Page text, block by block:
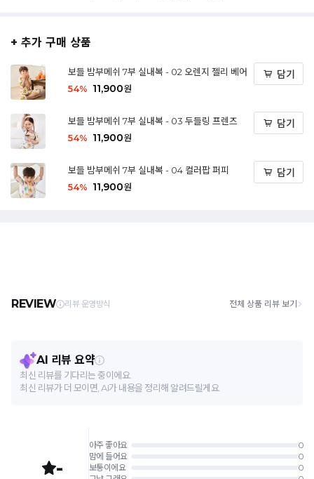
+ 추가 구매 상품
보들 밤부메쉬 7부 실내복 - 02 오렌지 젤리 베어
54% 11,900원
담기
보들 밤부메쉬 7부 실내복 - 03 두들링 프렌즈
54% 11,900원
담기
보들 밤부메쉬 7부 실내복 - 04 컬러팝 퍼피
54% 11,900원
담기